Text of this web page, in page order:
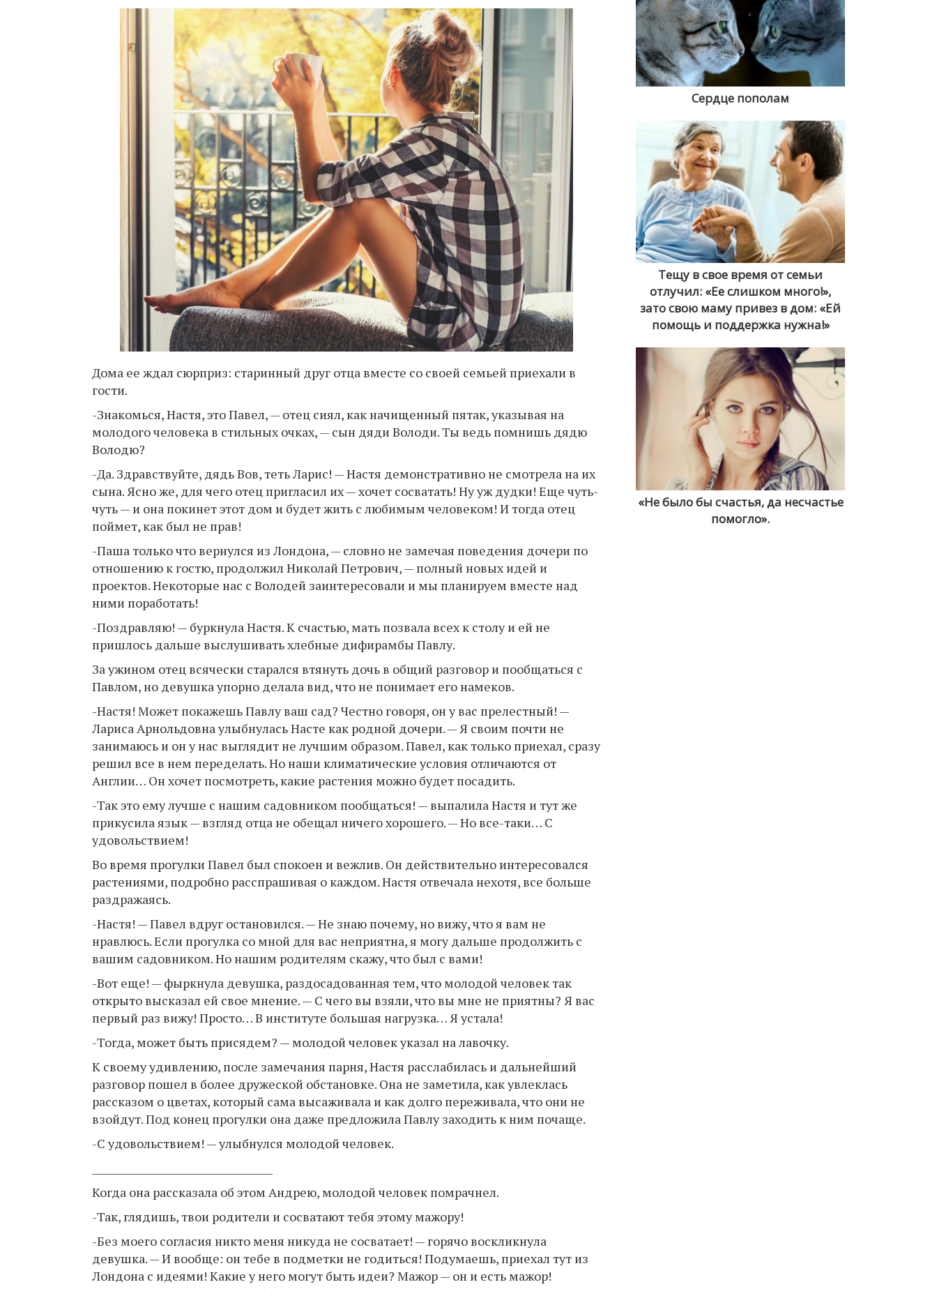
Дома ее ждал сюрприз: старинный друг отца вместе со своей семьей приехали в
гости.
-Знакомься, Настя, это Павел, — отец сиял, как начищенный пятак, указывая на
молодого человека в стильных очках, — сын дяди Володи. Ты ведь помнишь дядю
Володю?
-Да. Здравствуйте, дядь Вов, теть Ларис! — Настя демонстративно не смотрела на их
сына. Ясно же, для чего отец пригласил их — хочет сосватать! Ну уж дудки! Еще чуть-
чуть — и она покинет этот дом и будет жить с любимым человеком! И тогда отец
поймет, как был не прав!
-Паша только что вернулся из Лондона, — словно не замечая поведения дочери по
отношению к гостю, продолжил Николай Петрович, — полный новых идей и
проектов. Некоторые нас с Володей заинтересовали и мы планируем вместе над
ними поработать!
-Поздравляю! — буркнула Настя. К счастью, мать позвала всех к столу и ей не
пришлось дальше выслушивать хлебные дифирамбы Павлу.
За ужином отец всячески старался втянуть дочь в общий разговор и пообщаться с
Павлом, но девушка упорно делала вид, что не понимает его намеков.
-Настя! Может покажешь Павлу ваш сад? Честно говоря, он у вас прелестный! —
Лариса Арнольдовна улыбнулась Насте как родной дочери. — Я своим почти не
занимаюсь и он у нас выглядит не лучшим образом. Павел, как только приехал, сразу
решил все в нем переделать. Но наши климатические условия отличаются от
Англии… Он хочет посмотреть, какие растения можно будет посадить.
-Так это ему лучше с нашим садовником пообщаться! — выпалила Настя и тут же
прикусила язык — взгляд отца не обещал ничего хорошего. — Но все-таки… С
удовольствием!
Во время прогулки Павел был спокоен и вежлив. Он действительно интересовался
растениями, подробно расспрашивая о каждом. Настя отвечала нехотя, все больше
раздражаясь.
-Настя! — Павел вдруг остановился. — Не знаю почему, но вижу, что я вам не
нравлюсь. Если прогулка со мной для вас неприятна, я могу дальше продолжить с
вашим садовником. Но нашим родителям скажу, что был с вами!
-Вот еще! — фыркнула девушка, раздосадованная тем, что молодой человек так
открыто высказал ей свое мнение. — С чего вы взяли, что вы мне не приятны? Я вас
первый раз вижу! Просто… В институте большая нагрузка… Я устала!
-Тогда, может быть присядем? — молодой человек указал на лавочку.
К своему удивлению, после замечания парня, Настя расслабилась и дальнейший
разговор пошел в более дружеской обстановке. Она не заметила, как увлеклась
рассказом о цветах, который сама высаживала и как долго переживала, что они не
взойдут. Под конец прогулки она даже предложила Павлу заходить к ним почаще.
-С удовольствием! — улыбнулся молодой человек.
Когда она рассказала об этом Андрею, молодой человек помрачнел.
-Так, глядишь, твои родители и сосватают тебя этому мажору!
-Без моего согласия никто меня никуда не сосватает! — горячо воскликнула
девушка. — И вообще: он тебе в подметки не годиться! Подумаешь, приехал тут из
Лондона с идеями! Какие у него могут быть идеи? Мажор — он и есть мажор!
Сердце пополам
Тещу в свое время от семьи
отлучил: «Ее слишком много!»,
зато свою маму привез в дом: «Ей
помощь и поддержка нужна!»
«Не было бы счастья, да несчастье
помогло».